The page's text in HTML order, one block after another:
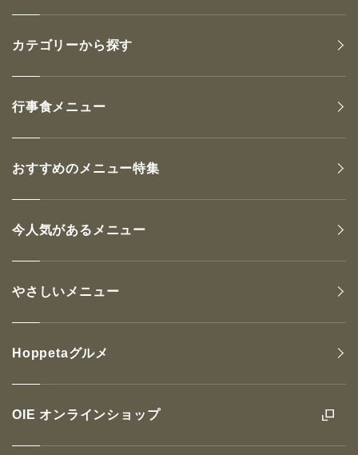
OIE オンラインショップ
カテゴリーから探す
行事食メニュー
おすすめのメニュー特集
今人気があるメニュー
やさしいメニュー
Hoppetaグルメ